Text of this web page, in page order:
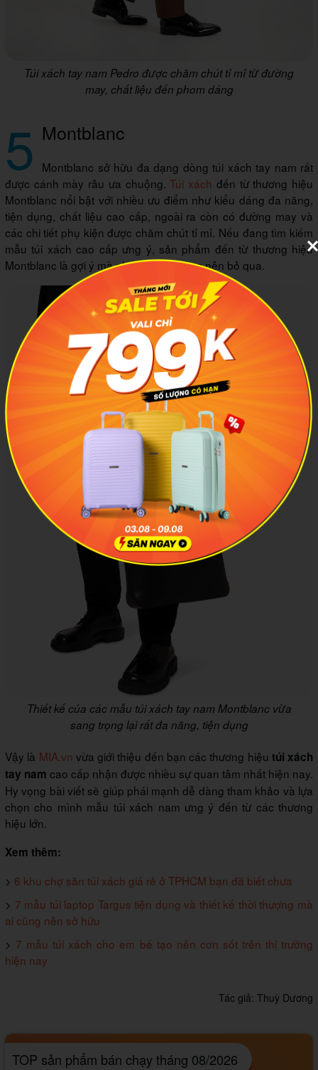
Túi xách tay nam Pedro được chăm chút tỉ mỉ từ đường
may, chất liệu đến phom dáng
5 Montblanc
Montblanc sở hữu đa dạng dòng túi xách tay nam rất
được cánh mày râu ưa chuộng.Túi xách đến từ thương hiệu
Montblanc nổi bật với nhiều ưu điểm như kiểu dáng đa năng,
tiện dụng, chất liệu cao cấp, ngoài ra còn có đường may và
các chi tiết phụ kiện được chăm chút tỉ mỉ. Nếu đang tìm kiếm
mẫu túi xách cao cấp ưng ý, sản phẩm đến từ thương hiệu
Montblanc là gợi ý mà phái mạnh không nên bỏ qua.
Thiết kế của các mẫu túi xách tay nam Montblanc vừa
sang trọng lại rất đa năng, tiện dụng
Vậy là MIA.vn vừa giới thiệu đến bạn các thương hiệu túi xách
tay nam cao cấp nhận được nhiều sự quan tâm nhất hiện nay.
Hy vọng bài viết sẽ giúp phái mạnh dễ dàng tham khảo và lựa
chọn cho mình mẫu túi xách nam ưng ý đến từ các thương
hiệu lớn.
Xem thêm:
> 6 khu chợ săn túi xách giá rẻ ở TPHCM bạn đã biết chưa
> 7 mẫu túi laptop Targus tiện dụng và thiết kế thời thượng mà
ai cũng nên sở hữu
> 7 mẫu túi xách cho em bé tạo nên cơn sốt trên thị trường
hiện nay
Tác giả: Thuỳ Dương
TOP sản phẩm bán chạy tháng 08/2026